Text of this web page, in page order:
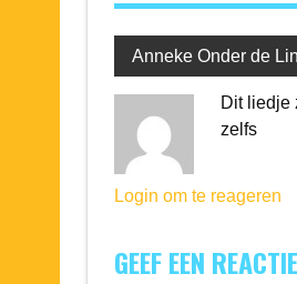
Anneke Onder de
Dit liedje
zelfs
Login om te reageren
GEEF EEN REACTIE